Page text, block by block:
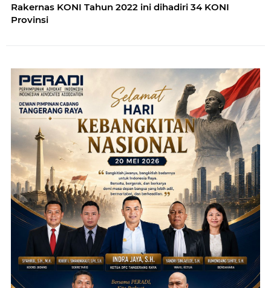
Rakernas KONI Tahun 2022 ini dihadiri 34 KONI
Provinsi